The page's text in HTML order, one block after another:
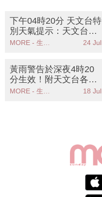
下午04時20分 天文台特
別天氣提示：天文台發
出高溫警告提醒市民注
MORE - 生活品味 24 Jul
黃雨警告於深夜4時20
分生效！附天文台各區
雨量分佈圖
18 Jul